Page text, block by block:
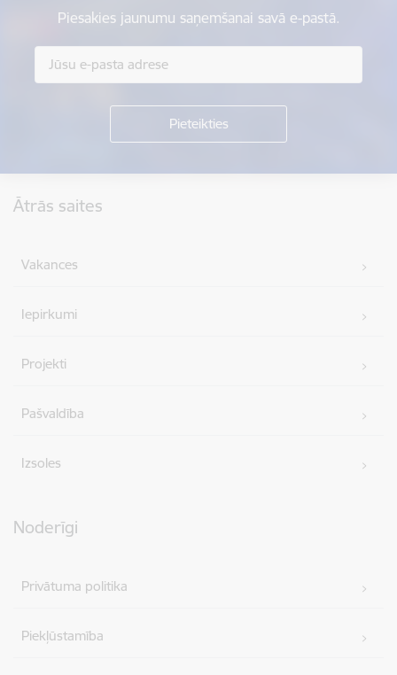
Piesakies jaunumu saņemšanai savā e-pastā.
Ātrās saites
Vakances
Iepirkumi
Projekti
Pašvaldība
Izsoles
Noderīgi
Privātuma politika
Piekļūstamība